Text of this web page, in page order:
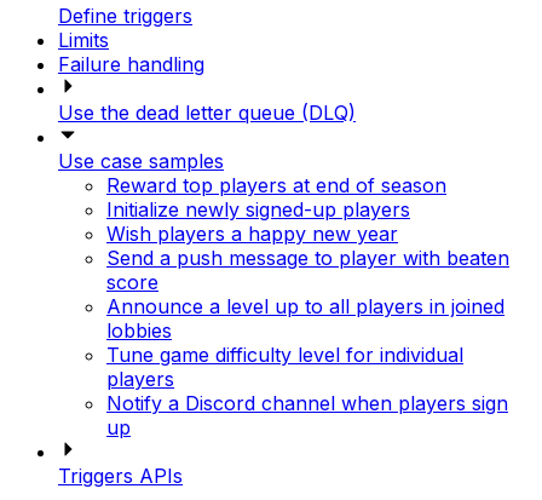
Define triggers
Limits
Failure handling
Use the dead letter queue (DLQ)
Use case samples
Reward top players at end of season
Initialize newly signed-up players
Wish players a happy new year
Send a push message to player with beaten
score
Announce a level up to all players in joined
lobbies
Tune game difficulty level for individual
players
Notify a Discord channel when players sign
up
Triggers APIs